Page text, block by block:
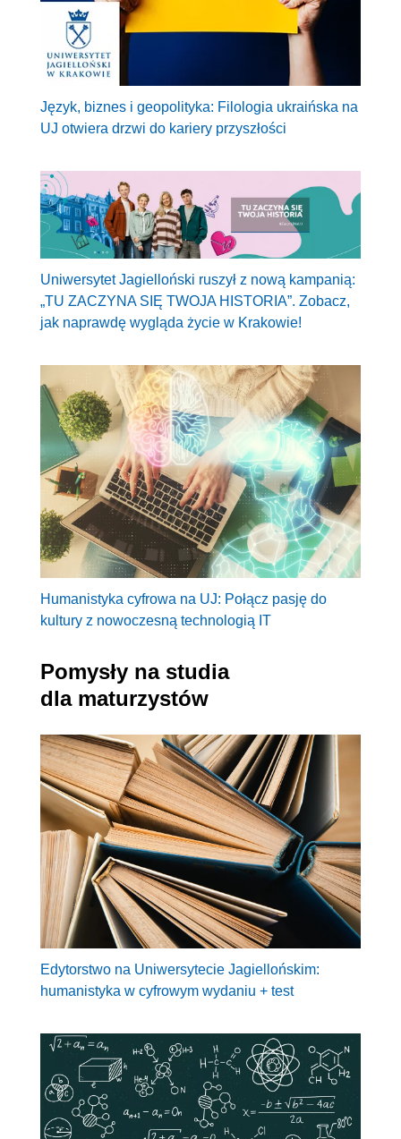
Język, biznes i geopolityka: Filologia ukraińska na
UJ otwiera drzwi do kariery przyszłości
Uniwersytet Jagielloński ruszył z nową kampanią:
„TU ZACZYNA SIĘ TWOJA HISTORIA”. Zobacz,
jak naprawdę wygląda życie w Krakowie!
Humanistyka cyfrowa na UJ: Połącz pasję do
kultury z nowoczesną technologią IT
Pomysły na studia
dla maturzystów
Edytorstwo na Uniwersytecie Jagiellońskim:
humanistyka w cyfrowym wydaniu + test